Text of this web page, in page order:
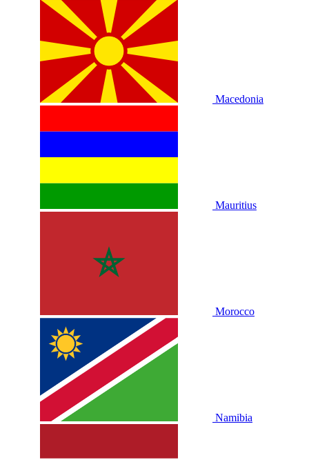
Macedonia
Mauritius
Morocco
Namibia